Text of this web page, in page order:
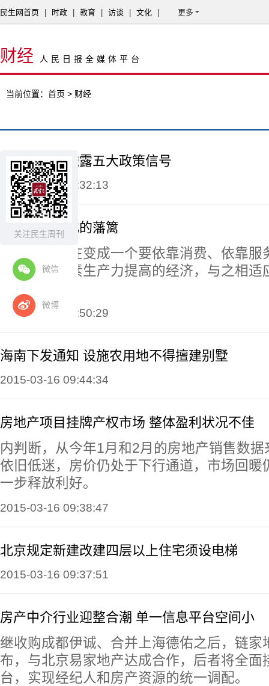
关注民生周刊
微信
微博
民生网首页 时政 教育 访谈 文化 更多
财经 人民日报全媒体平台
当前位置： 首页 > 财经
总理记者会透露五大政策信号
2015-03-16 10:32:13
冲破利益固化的藩篱
中国经济正在变成一个要依靠消费、依靠
求、依靠要素生产力提高的经济，与之相
2015-03-16 09:50:29
海南下发通知 设施农用地不得擅建别墅
2015-03-16 09:44:34
房地产项目挂牌产权市场 整体盈利状况不佳
内判断，从今年1月和2月的房地产销售数
依旧低迷，房价仍处于下行通道，市场回暖
一步释放利好。
2015-03-16 09:38:47
北京规定新建改建四层以上住宅须设电梯
2015-03-16 09:37:51
房产中介行业迎整合潮 单一信息平台空间小
继收购成都伊诚、合并上海德佑之后，链家
布，与北京易家地产达成合作，后者将全面
台，实现经纪人和房产资源的统一调配。